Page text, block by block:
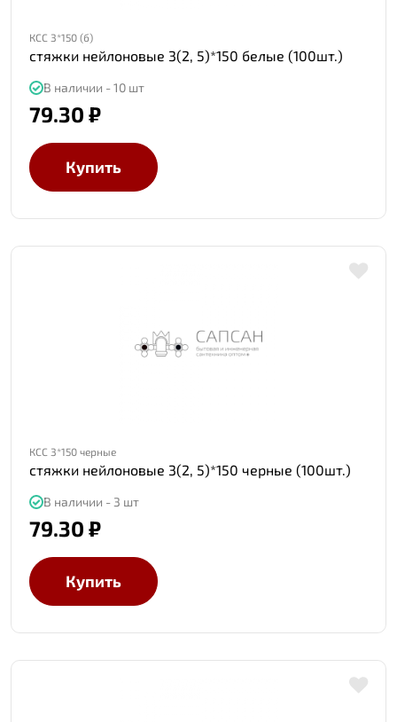
КСС 3*150 (б)
стяжки нейлоновые 3(2, 5)*150 белые (100шт.)
В наличии - 10 шт
79.30 ₽
Купить
КСС 3*150 черные
стяжки нейлоновые 3(2, 5)*150 черные (100шт.)
В наличии - 3 шт
79.30 ₽
Купить